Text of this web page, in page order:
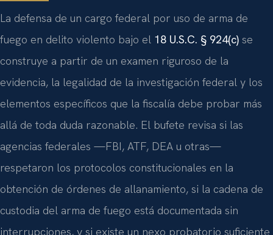
La defensa de un cargo federal por uso de arma de
fuego en delito violento bajo el 18 U.S.C. § 924(c) se
construye a partir de un examen riguroso de la
evidencia, la legalidad de la investigación federal y los
elementos específicos que la fiscalía debe probar más
allá de toda duda razonable. El bufete revisa si las
agencias federales —FBI, ATF, DEA u otras—
respetaron los protocolos constitucionales en la
obtención de órdenes de allanamiento, si la cadena de
custodia del arma de fuego está documentada sin
interrupciones, y si existe un nexo probatorio suficiente